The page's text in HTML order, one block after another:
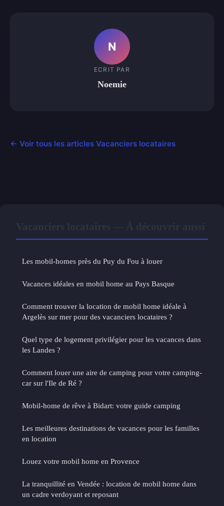
N
ECRIT PAR
Noemie
← Voir tous les articles Vacanciers locataires
Les mobil-homes près du Puy du Fou à louer
Vacances idéales en mobil home au Pays Basque
Comment trouver la location de mobil home idéale à
Argelès sur mer pour des vacanciers locataires ?
Quel type de logement privilégier pour les vacances dans
les Landes ?
Comment louer une aire de camping pour votre camping-
car sur l'Ile de Ré ?
Mobil-home de rêve à Bidart: votre guide camping
Les meilleures destinations de vacances pour les familles
en location
Louez votre mobil home en Provence
La tranquillité en Vendée : location de mobil home dans
un cadre verdoyant et reposant